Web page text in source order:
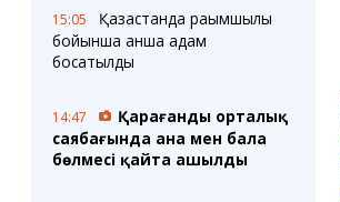
15:05
Қазақстанда рақымшылық
бойынша қанша адам
босатылды
14:47
Қарағанды орталық
саябағында ана мен бала
бөлмесі қайта ашылды